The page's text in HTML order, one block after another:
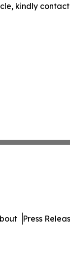
kindly
Press